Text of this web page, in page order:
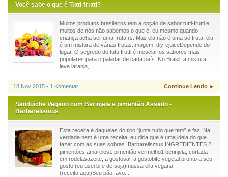
Você sabe o que é Tutti-frutti?
Muitos produtos brasileiros tem a opção de sabor tutti-frutti e
muitos de nós não sabemos o que é, eu mesmo quando
criança acha ser uma fruta rs. Mas ela não é uma só fruta, ela
é um mistura de várias frutas.Imagem: diy-ejuiceDepende do
lugar. O segredo do tutti-frutti é mesclar os sabores mais
populares para o paladar de cada país. No Brasil, a mistura
leva laranja, ...
18 Nov 2015 - 1 Komentar Continue Lendo ►
Sanduíche Vegano com Berinjela e pimentão Assado -
Barbarelismus
Esta receita é daquelas do tipo “junta tudo que tem” e faz. Na
verdade nem é uma receita, eu diria que é uma ideia do que
fazer com as suas sobras. Barbarelismus.INGREDIENTES 2
pimentões amarelos1 pimentão vermelho1 berinjela, cortada
em rodelasazeite, a gostosal, a gostobife vegetal pronto a seu
gosto (eu usei bife de soja)mussarella vegana
(receita aqui)Seu pão favo...